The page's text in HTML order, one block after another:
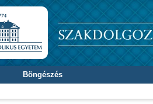
Böngészés